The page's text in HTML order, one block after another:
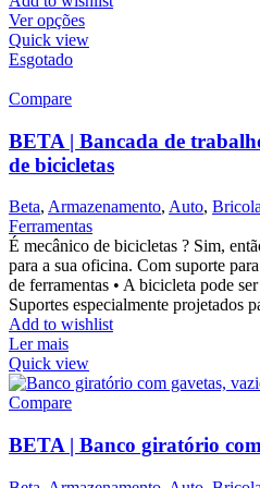
Ver opções
Quick view
Esgotado
Compare
BETA | Bancada de
de bicicletas
Beta, Armazenamento, Auto,
Ferramentas
É mecânico de bicicletas ? Sim,
para a sua oficina. Com suporte
de ferramentas • A bicicleta pode
Suportes especialmente projetados
Add to wishlist
Ler mais
Quick view
Compare
BETA | Banco giratório